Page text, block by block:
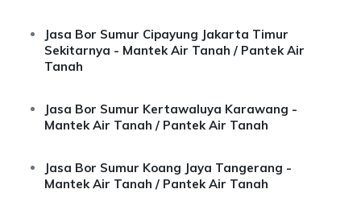
Jasa Bor Sumur Cipayung Jakarta Timur
Sekitarnya - Mantek Air Tanah / Pantek Air
Tanah
Jasa Bor Sumur Kertawaluya Karawang -
Mantek Air Tanah / Pantek Air Tanah
Jasa Bor Sumur Koang Jaya Tangerang -
Mantek Air Tanah / Pantek Air Tanah